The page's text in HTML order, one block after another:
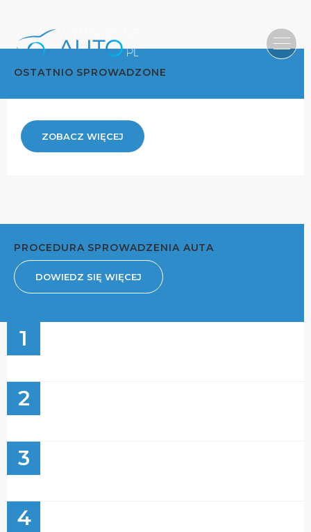
OSTATNIO SPROWADZONE
ZOBACZ WIĘCEJ
PROCEDURA SPROWADZENIA AUTA
DOWIEDZ SIĘ WIĘCEJ
1
2
3
4